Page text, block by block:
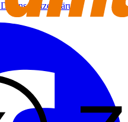
Datenschutzerklärung